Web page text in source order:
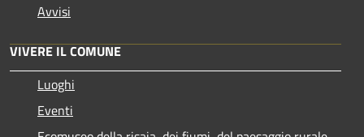
Avvisi
VIVERE IL COMUNE
Luoghi
Eventi